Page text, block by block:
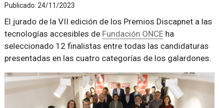
Publicado: 24/11/2023
El jurado de la VII edición de los Premios Discapnet a las
tecnologías accesibles de Fundación ONCEha
seleccionado 12 finalistas entre todas las candidaturas
presentadas en las cuatro categorías de los galardones.